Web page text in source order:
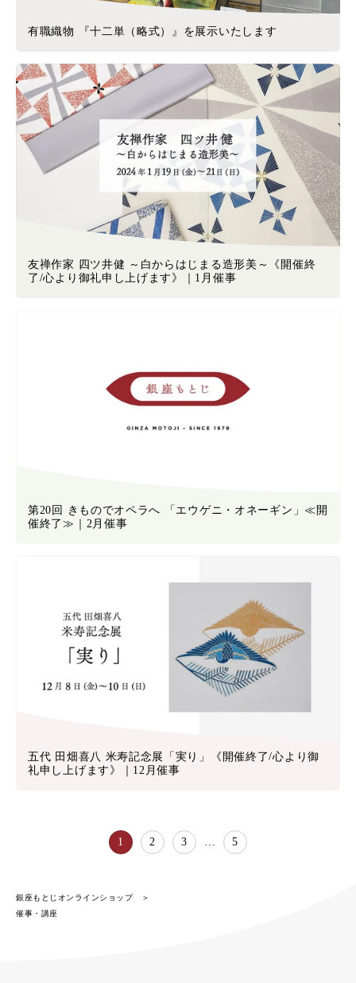
有職織物 『十二単（略式）』を展示いたします
友禅作家 四ツ井健 ～白からはじまる造形美～《開催終
了/心より御礼申し上げます》｜1月催事
第20回 きものでオペラへ 「エウゲニ・オネーギン」≪開
催終了≫｜2月催事
五代 田畑喜八 米寿記念展「実り」《開催終了/心より御
礼申し上げます》｜12月催事
1 2 3 5
銀座もとじオンラインショップ
催事・講座